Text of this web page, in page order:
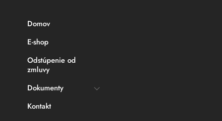
Domov
E-shop
Odstúpenie od
zmluvy
Dokumenty
Kontakt